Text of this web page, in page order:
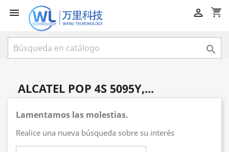
 shopping_cart


ALCATEL POP 4S 5095Y,...
Lamentamos las molestias.
Realice una nueva búsqueda sobre su interés